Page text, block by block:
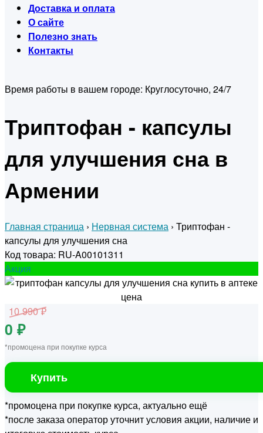
Доставка и оплата
О сайте
Полезно знать
Контакты
Время работы в вашем городе: Круглосуточно, 24/7
Триптофан - капсулы
для улучшения сна в
Армении
Главная страница › Нервная система › Триптофан -
капсулы для улучшения сна
Код товара: RU-A00101311
Акция
10 990 ₽
0 ₽
*промоцена при покупке курса
Купить
*промоцена при покупке курса, актуально ещё
*после заказа оператор уточнит условия акции, наличие и